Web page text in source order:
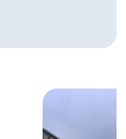
такие места
тратить много
предлагает
комплексов с
уютных баз, где можно